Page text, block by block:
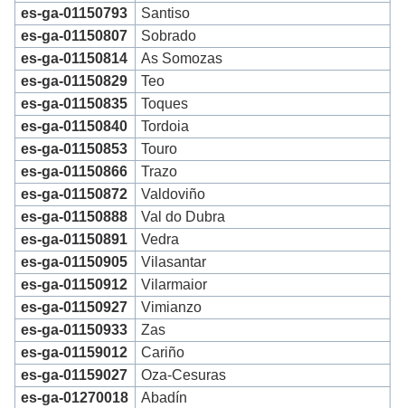
es-ga-01150793
Santiso
es-ga-01150807
Sobrado
es-ga-01150814
As Somozas
es-ga-01150829
Teo
es-ga-01150835
Toques
es-ga-01150840
Tordoia
es-ga-01150853
Touro
es-ga-01150866
Trazo
es-ga-01150872
Valdoviño
es-ga-01150888
Val do Dubra
es-ga-01150891
Vedra
es-ga-01150905
Vilasantar
es-ga-01150912
Vilarmaior
es-ga-01150927
Vimianzo
es-ga-01150933
Zas
es-ga-01159012
Cariño
es-ga-01159027
Oza-Cesuras
es-ga-01270018
Abadín